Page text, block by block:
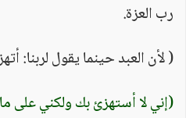
رب العزة.
( لأن العبد حينما يقول لربنا:
(إني لا أستهزئ بك ولكني على